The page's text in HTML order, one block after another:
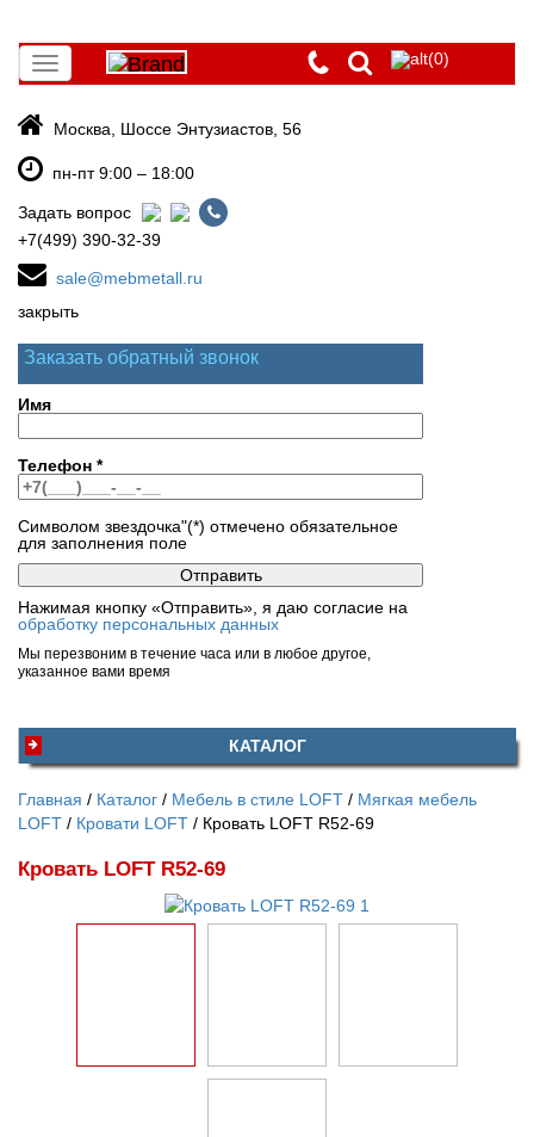
Toggle
navigation
(0)
Москва, Шоссе Энтузиастов, 56
пн-пт 9:00 – 18:00
Задать вопрос
+7(499) 390-32-39
sale@mebmetall.ru
закрыть
Заказать обратный звонок
Имя
Телефон *
Символом звездочка"(*) отмечено обязательное
для заполнения поле
Нажимая кнопку «Отправить», я даю согласие на
обработку персональных данных
Мы перезвоним в течение часа или в любое другое,
указанное вами время
КАТАЛОГ
Главная Каталог Мебель в стиле LOFT
Мягкая мебель
LOFT
Кровати LOFT Кровать LOFT R52-69
Кровать LOFT R52-69